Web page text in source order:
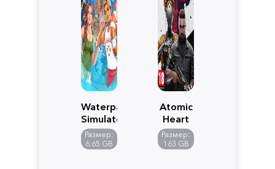
Waterpark
Simulator
Размер:
6.65 GB
Atomic
Heart
Размер:
163 GB